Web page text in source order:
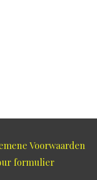
Voorwaarden
formulier